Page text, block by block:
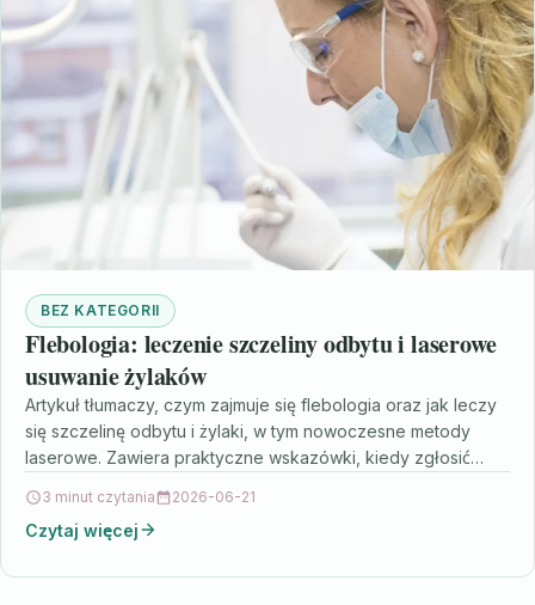
BEZ KATEGORII
Flebologia: leczenie szczeliny odbytu i laserowe
usuwanie żylaków
Artykuł tłumaczy, czym zajmuje się flebologia oraz jak leczy
się szczelinę odbytu i żylaki, w tym nowoczesne metody
laserowe. Zawiera praktyczne wskazówki, kiedy zgłosić…
3 minut czytania 2026-06-21
Czytaj więcej